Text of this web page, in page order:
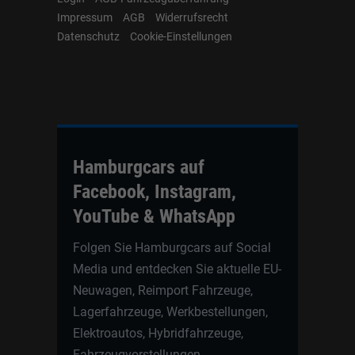
Impressum
AGB
Widerrufsrecht
Datenschutz
Cookie-Einstellungen
Hamburgcars auf
Facebook, Instagram,
YouTube & WhatsApp
Folgen Sie Hamburgcars auf Social
Media und entdecken Sie aktuelle EU-
Neuwagen, Reimport Fahrzeuge,
Lagerfahrzeuge, Werkbestellungen,
Elektroautos, Hybridfahrzeuge,